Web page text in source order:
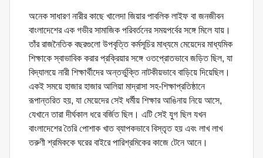
অনেক সাধারণ নারীর কাছে খালেদা জিয়ার পাবলিক লাইফ বা জনজীবন
বাংলাদেশের এক গভীর সামাজিক পরিবর্তনের সময়পর্বের সঙ্গে মিলে যায়।
তাঁর রাজনৈতিক বছরগুলো উপবৃত্তি কর্মসূচির মাধ্যমে মেয়েদের মাধ্যমিক
শিক্ষাকে স্বাভাবিক করার প্রক্রিয়ার সঙ্গে ওতপ্রোতভাবে জড়িত ছিল, যা
বিদ্যালয়ে নারী শিক্ষার্থীদের অন্তর্ভুক্তি নাটকীয়ভাবে বাড়িয়ে দিয়েছিল।
একই সময়ে হাজার হাজার আলিয়া মাদ্রাসা সহ-শিক্ষাপ্রতিষ্ঠানে
রূপান্তরিত হয়, যা মেয়েদের সেই ধর্মীয় শিক্ষার আঙিনায় নিয়ে আসে,
যেখানে তারা দীর্ঘকাল ধরে বর্জিত ছিল। এটি সেই যুগ ছিল যখন
বাংলাদেশের তৈরি পোশাক খাত ব্যাপকভাবে বিস্তৃত হয় এবং লাখ লাখ
তরুণী শ্রমিককে ঘরের বাইরে পারিশ্রমিকের কাজে টেনে আনে।